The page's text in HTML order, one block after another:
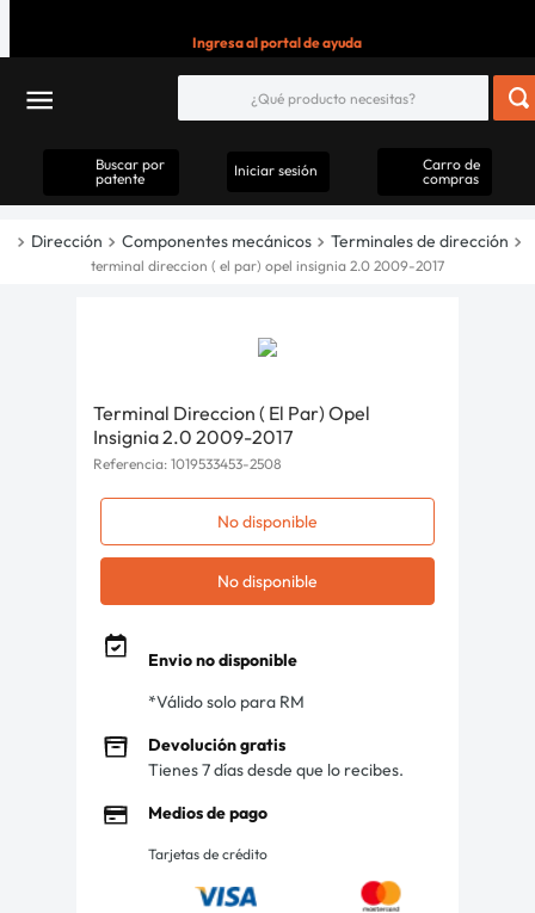
Ingresa al portal de ayuda
Buscar por
patente
Iniciar sesión
Carro de
compras
Dirección Componentes mecánicos Terminales de dirección
terminal direccion ( el par) opel insignia 2.0 2009-2017
Terminal Direccion ( El Par) Opel
Insignia 2.0 2009-2017
Referencia: 1019533453-2508
No disponible
No disponible
Envio no disponible
*Válido solo para RM
Devolución gratis
Tienes 7 días desde que lo recibes.
Medios de pago
Tarjetas de crédito